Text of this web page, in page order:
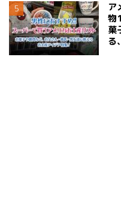
ア
物
菓
る